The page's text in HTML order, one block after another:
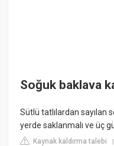
Soğuk baklava
Sütlü tatlılardan sayılan
yerde saklanmalı ve üç
Kaynak kaldırma talebi